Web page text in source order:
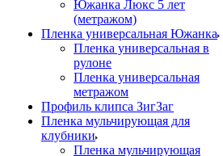
Южанка Люкс 5 лет
(метражом)
Пленка универсальная Южанка
Пленка универсальная в
рулоне
Пленка универсальная
метражом
Профиль клипса ЗигЗаг
Пленка мульчирующая для
клубники
Пленка мульчирующая